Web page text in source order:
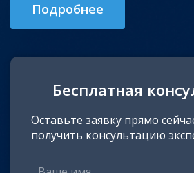
Подробнее
Бесплатная
Оставьте заявку прямо
получить консультацию